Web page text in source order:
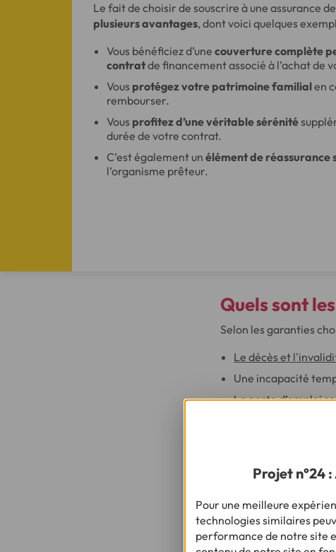
Le fait de choisir de souscrire à une assurance
plusieurs avantages, dont voici quelques
Vous bénéficiez d’unecouverture complète
contratde financement associé à l’achat de
Vous protégez votre patrimoine familialen
rembourser.
Vous profitez d’une véritable sérénité
durée de votre contrat.
C’est également unélément de réassurance
l’organisme prêteur.
Quels sont
Selon les garanties
Le décès et
Une incapacité
La perte d’emploi
Certaines
personnelle. Plus
protection
Projet n°24
Pour une meilleure
technologies similaires
performance de notre site